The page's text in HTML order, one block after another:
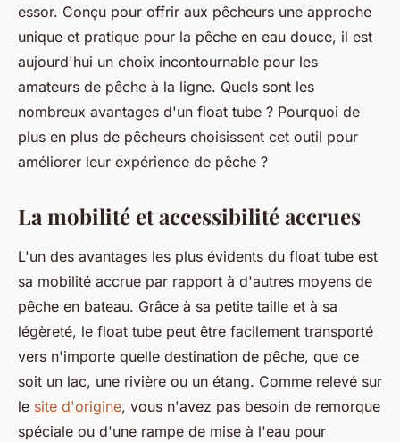
essor. Conçu pour offrir aux pêcheurs une approche
unique et pratique pour la pêche en eau douce, il est
aujourd'hui un choix incontournable pour les
amateurs de pêche à la ligne. Quels sont les
nombreux avantages d'un float tube ? Pourquoi de
plus en plus de pêcheurs choisissent cet outil pour
améliorer leur expérience de pêche ?
La mobilité et accessibilité accrues
L'un des avantages les plus évidents du float tube est
sa mobilité accrue par rapport à d'autres moyens de
pêche en bateau. Grâce à sa petite taille et à sa
légèreté, le float tube peut être facilement transporté
vers n'importe quelle destination de pêche, que ce
soit un lac, une rivière ou un étang. Comme relevé sur
le site d'origine, vous n'avez pas besoin de remorque
spéciale ou d'une rampe de mise à l'eau pour